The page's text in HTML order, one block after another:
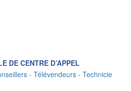
DE CENTRE D’APPEL
- Télévendeurs - Technicie